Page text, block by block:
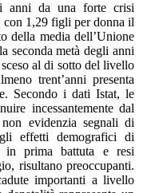
anni da una forte crisi
1,29 figli per donna il
della media dell’Unione
seconda metà degli anni
al di sotto del livello
trent’anni presenta
Secondo i dati Istat, le
incessantemente dal
evidenzia segnali di
effetti demografici di
in prima battuta e resi
risultano preoccupanti.
importanti a livello